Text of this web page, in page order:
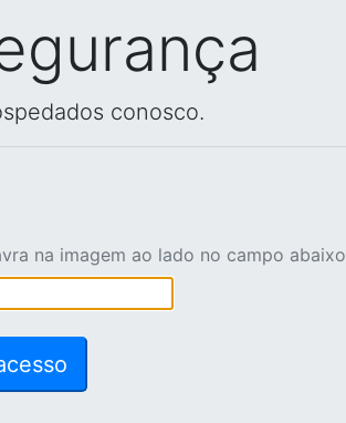
conosco.
na imagem ao lado no campo abaixo